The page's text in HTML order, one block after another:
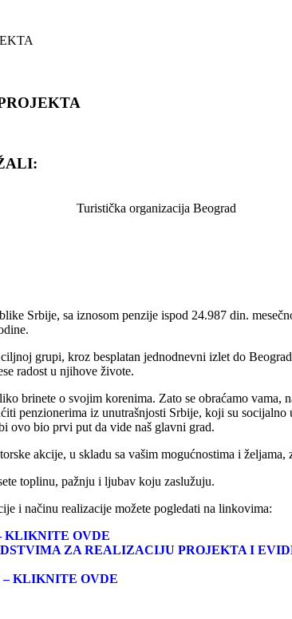
Turistička organizacija Beograd
Srbije, sa iznosom penzije ispod 24.987 din.
grupi, kroz besplatan jednodnevni izlet do
radost u njihove živote.
brinete o svojim korenima. Zato se obraćamo vama,
penzionerima iz unutrašnjosti Srbije, koji su
ovo bio prvi put da vide naš glavni grad.
akcije, u skladu sa vašim mogućnostima i željama,
toplinu, pažnju i ljubav koju zaslužuju.
i načinu realizacije možete pogledati na linkovima:
KLIKNITE OVDE
ZA REALIZACIJU PROJEKTA I
KLIKNITE OVDE